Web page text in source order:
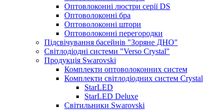
Оптовлоконні люстри серії DS
Оптоволоконні бра
Оптоволоконні штори
Оптоволоконні перегородки
Підсвічування басейнів "Зоряне ДНО"
Світлодіодні системи "Verso Crystal"
Продукція Swarovski
Комплекти оптоволоконних систем
Комплекти світлодіодних систем Crystal
StarLED
StarLED Deluxe
Світильники Swarovski